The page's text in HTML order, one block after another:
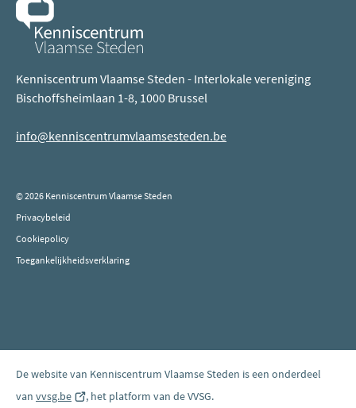
Kenniscentrum Vlaamse Steden - Interlokale vereniging
Bischoffsheimlaan 1-8, 1000 Brussel
info@kenniscentrumvlaamsesteden.be
© 2026 Kenniscentrum Vlaamse Steden
Privacybeleid
Cookiepolicy
Toegankelijkheidsverklaring
De website van Kenniscentrum Vlaamse Steden is een onderdeel
van vvsg.be (opent
, het platform van de VVSG.